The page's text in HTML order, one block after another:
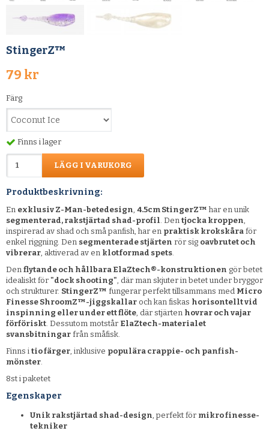
StingerZ™
79 kr
Färg
Finns i lager
LÄGG I VARUKORG
Produktbeskrivning:
En exklusiv Z-Man-betedesign 4.5cm StingerZ™ har en unik
segmenterad, rakstjärtad shad-profil . Den tjocka kroppen
inspirerad av shad och små panfish, har en praktisk krokskåra för
enkel riggning. Den segmenterade stjärten rör sig oavbrutet och
vibrerar , aktiverad av en klotformad spets
Den flytande och hållbara ElaZtech®-konstruktionen gör betet
idealiskt för "dock shooting" , där man skjuter in betet under bryggor
och strukturer. StingerZ™ fungerar perfekt tillsammans med Micro
Finesse ShroomZ™-jiggskallar och kan fiskas horisontellt vid
inspinning eller under ett flöte , där stjärten hovrar och vajar
förföriskt . Dessutom motstår ElaZtech-materialet
svansbitningar från småfisk.
Finns i tio färger , inklusive populära crappie- och panfish-
mönster
8st i paketet
Egenskaper
Unik rakstjärtad shad-design , perfekt för mikro finesse-
tekniker